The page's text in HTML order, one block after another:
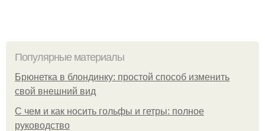
Популярные материалы
Брюнетка в блондинку: простой способ изменить
свой внешний вид
С чем и как носить гольфы и гетры: полное
руководство